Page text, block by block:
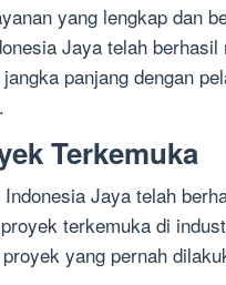
yang lengkap dan
Jaya telah berhasil
panjang dengan
Terkemuka
Indonesia Jaya telah
terkemuka di
yang pernah